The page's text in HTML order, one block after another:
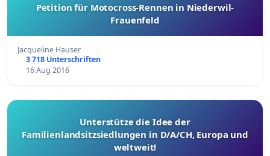
Petition für Motocross-Rennen in Niederwil-
Frauenfeld
Jacqueline Hauser
3 718 Unterschriften
16 Aug 2016
Unterstütze die Idee der
Familienlandsitzsiedlungen in D/A/CH, Europa und
weltweit!